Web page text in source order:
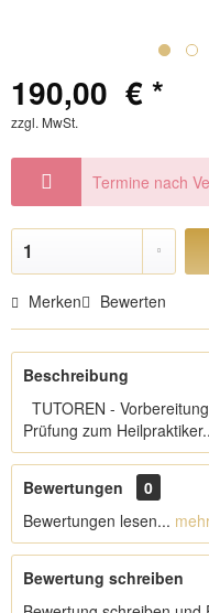
190,00 € *
zzgl. MwSt.
Termine nach
Merken Bewerten
Beschreibung
TUTOREN -
Prüfung zum
Bewertungen
0
Bewertungen lesen...
Bewertung schreiben